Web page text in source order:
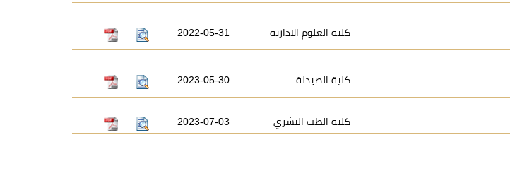
كلية العلوم الادارية 2022-05-31
كلية الصيدلة 2023-05-30
كلية الطب البشري 2023-07-03